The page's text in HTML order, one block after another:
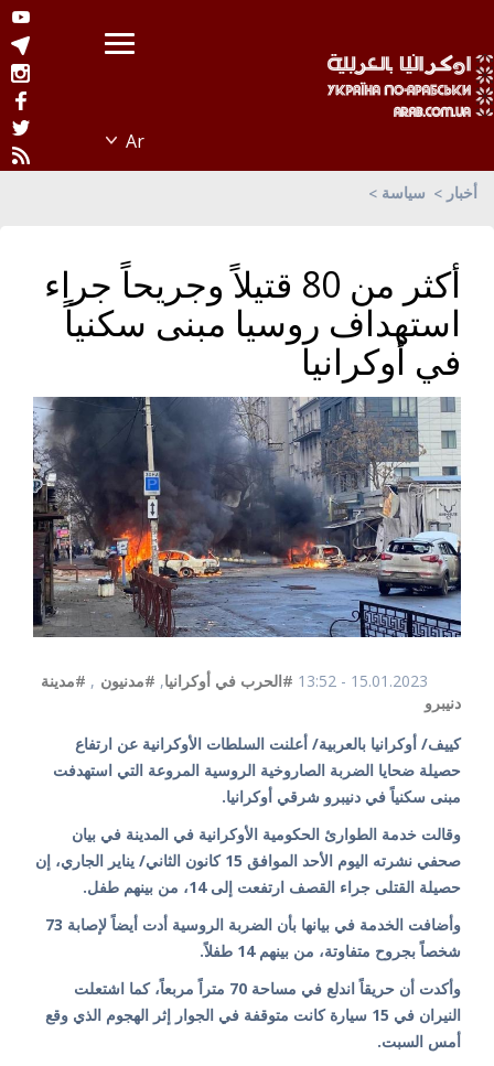
أخبار سياسة
أكثر من 80 قتيلاً وجريحاً جراء
استهداف روسيا مبنى سكنياً
في أوكرانيا
15.01.2023 - 13:52 #الحرب في أوكرانيا, #مدنيون , #مدينة
دنيبرو
كييف/ أوكرانيا بالعربية/ أعلنت السلطات الأوكرانية عن ارتفاع
حصيلة ضحايا الضربة الصاروخية الروسية المروعة التي استهدفت
مبنى سكنياً في دنيبرو شرقي أوكرانيا.
وقالت خدمة الطوارئ الحكومية الأوكرانية في المدينة في بيان
صحفي نشرته اليوم الأحد الموافق 15 كانون الثاني/ يناير الجاري، إن
حصيلة القتلى جراء القصف ارتفعت إلى 14، من بينهم طفل.
وأضافت الخدمة في بيانها بأن الضربة الروسية أدت أيضاً لإصابة 73
شخصاً بجروح متفاوتة، من بينهم 14 طفلاً.
وأكدت أن حريقاً اندلع في مساحة 70 متراً مربعاً، كما اشتعلت
النيران في 15 سيارة كانت متوقفة في الجوار إثر الهجوم الذي وقع
أمس السبت.